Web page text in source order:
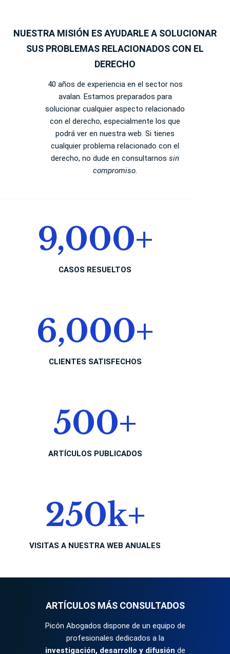
NUESTRA MISIÓN ES AYUDARLE A SOLUCIONAR
SUS PROBLEMAS RELACIONADOS CON EL
DERECHO
40 años de experiencia en el sector nos
avalan. Estamos preparados para
solucionar cualquier aspecto relacionado
con el derecho, especialmente los que
podrá ver en nuestra web. Si tienes
cualquier problema relacionado con el
derecho, no dude en consultarnos sin
compromiso
9,000+
CASOS RESUELTOS
6,000+
CLIENTES SATISFECHOS
500+
ARTÍCULOS PUBLICADOS
250k+
VISITAS A NUESTRA WEB ANUALES
ARTÍCULOS MÁS CONSULTADOS
Picón Abogados dispone de un equipo de
profesionales dedicados a la
investigación, desarrollo y difusión de